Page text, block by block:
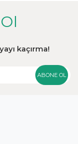
kaçırma!
ABONE OL